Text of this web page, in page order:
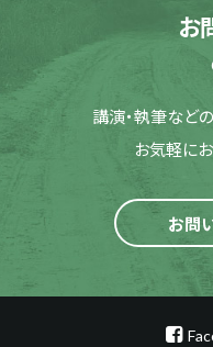
お
講演・執筆など
お気軽に
お問